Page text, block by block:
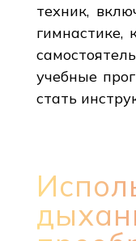
техник,
гимнастике,
учебные
стать